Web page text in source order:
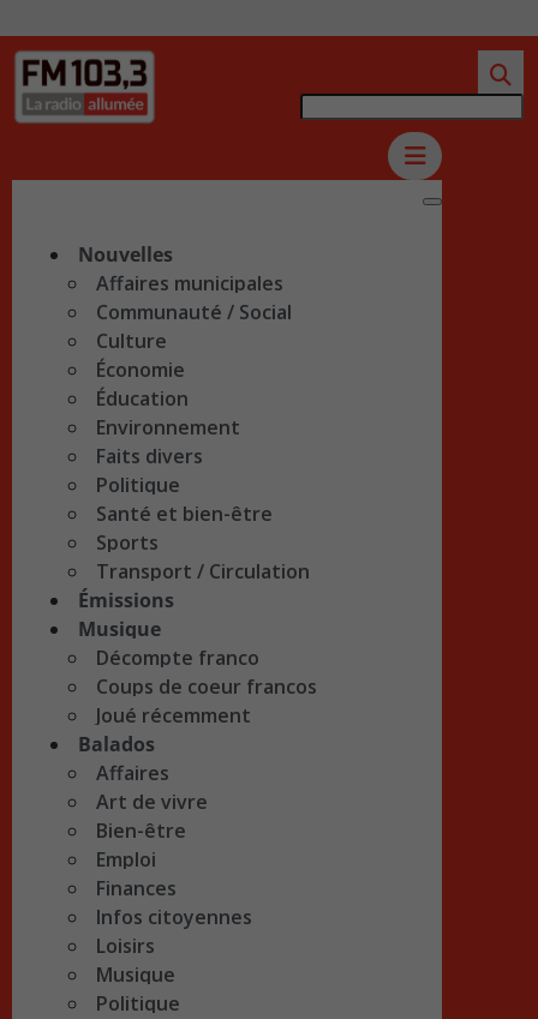
Nouvelles
Affaires municipales
Communauté / Social
Culture
Économie
Éducation
Environnement
Faits divers
Politique
Santé et bien-être
Sports
Transport / Circulation
Émissions
Musique
Décompte franco
Coups de coeur francos
Joué récemment
Balados
Affaires
Art de vivre
Bien-être
Emploi
Finances
Infos citoyennes
Loisirs
Musique
Politique